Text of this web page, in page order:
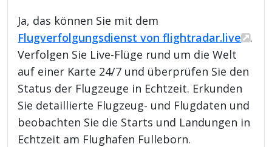
Ja, das können Sie mit dem
Flugverfolgungsdienst von flightradar.live
.
Verfolgen Sie Live-Flüge rund um die Welt
auf einer Karte 24/7 und überprüfen Sie den
Status der Flugzeuge in Echtzeit. Erkunden
Sie detaillierte Flugzeug- und Flugdaten und
beobachten Sie die Starts und Landungen in
Echtzeit am Flughafen Fulleborn.